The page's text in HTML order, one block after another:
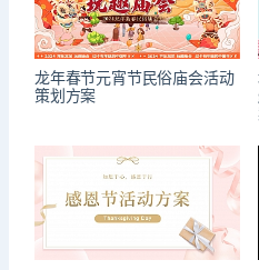
龙年春节元宵节民俗庙会活动
策划方案